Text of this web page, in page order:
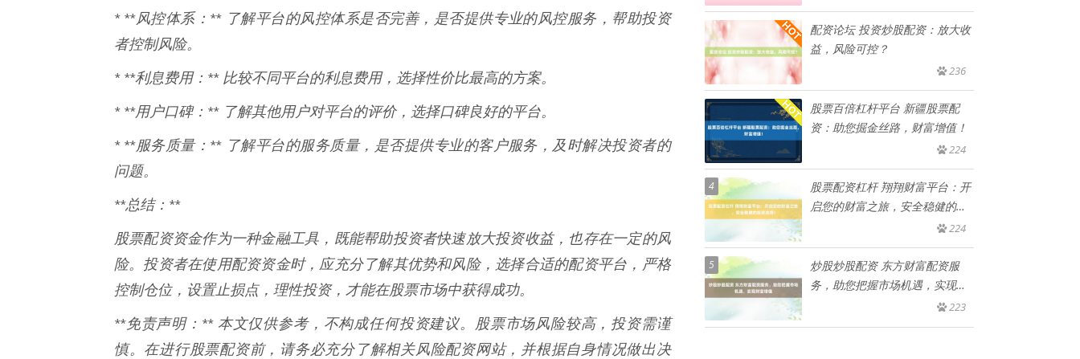
* **风控体系：** 了解平台的风控体系是否完善，是否提供专业的风控服务，帮助投资
者控制风险。
* **利息费用：** 比较不同平台的利息费用，选择性价比最高的方案。
* **用户口碑：** 了解其他用户对平台的评价，选择口碑良好的平台。
* **服务质量：** 了解平台的服务质量，是否提供专业的客户服务，及时解决投资者的
问题。
**总结：**
股票配资资金作为一种金融工具，既能帮助投资者快速放大投资收益，也存在一定的风
险。投资者在使用配资资金时，应充分了解其优势和风险，选择合适的配资平台，严格
控制仓位，设置止损点，理性投资，才能在股票市场中获得成功。
**免责声明：** 本文仅供参考，不构成任何投资建议。股票市场风险较高，投资需谨
慎。在进行股票配资前，请务必充分了解相关风险配资网站，并根据自身情况做出决
配资论坛 投资炒股配资：放大收
益，风险可控？
236
股票百倍杠杆平台 新疆股票配
资：助您掘金丝路，财富增值！
224
4
股票配资杠杆 翔翔财富平台：开
启您的财富之旅，安全稳健的投
224
5
炒股炒股配资 东方财富配资服
务，助您把握市场机遇，实现财
223